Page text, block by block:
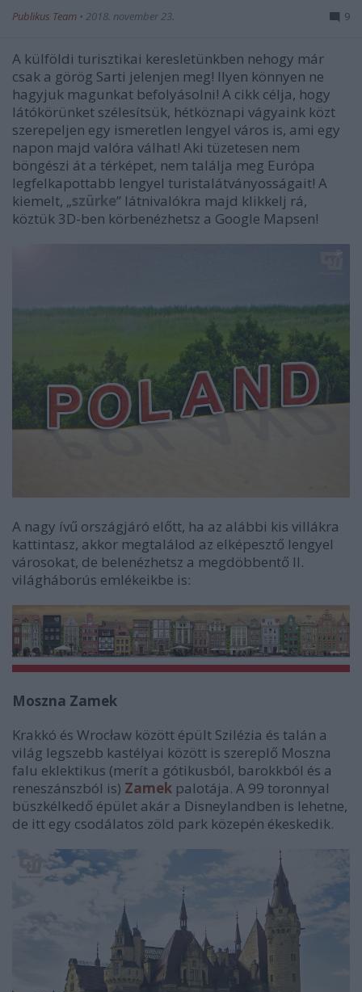
Publikus Team • 2018. november 23. 9
A külföldi turisztikai keresletünkben nehogy már
csak a görög Sarti jelenjen meg! Ilyen könnyen ne
hagyjuk magunkat befolyásolni! A cikk célja, hogy
látókörünket szélesítsük, hétköznapi vágyaink közt
szerepeljen egy ismeretlen lengyel város is, ami egy
napon majd valóra válhat! Aki tüzetesen nem
böngészi át a térképet, nem találja meg Európa
legfelkapottabb lengyel turistalátványosságait! A
kiemelt, „szürke” látnivalókra majd klikkelj rá,
köztük 3D-ben körbenézhetsz a Google Mapsen!
A nagy ívű országjáró előtt, ha az alábbi kis villákra
kattintasz, akkor megtalálod az elképesztő lengyel
városokat, de belenézhetsz a megdöbbentő II.
világháborús emlékeikbe is:
Moszna Zamek
Krakkó és Wrocław között épült Szilézia és talán a
világ legszebb kastélyai között is szereplő Moszna
falu eklektikus (merít a gótikusból, barokkból és a
reneszánszból is) Zamek palotája. A 99 toronnyal
büszkélkedő épület akár a Disneylandben is lehetne,
de itt egy csodálatos zöld park közepén ékeskedik.